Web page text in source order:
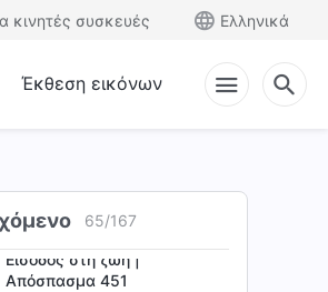
κινητές συσκευές Ελληνικά
Έκθεση εικόνων
65/167
Καθημερινά λόγια του Θεού:
Καθημερινά λόγια του Θεού:
Είσοδος στη ζωή |
Απόσπασμα 451